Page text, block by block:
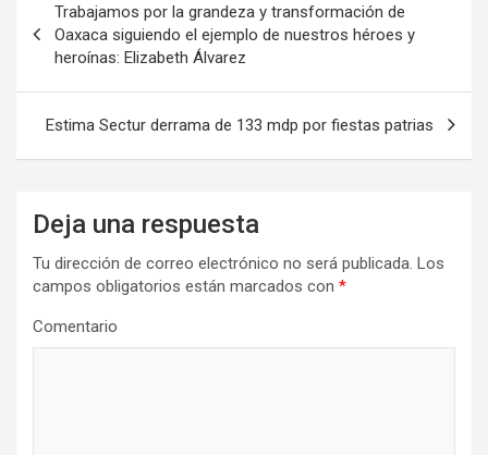
de
entradas
Trabajamos por la grandeza y transformación de
Oaxaca siguiendo el ejemplo de nuestros héroes y
heroínas: Elizabeth Álvarez
Estima Sectur derrama de 133 mdp por fiestas patrias
Deja una respuesta
Tu dirección de correo electrónico no será publicada. Los
campos obligatorios están marcados con *
Comentario